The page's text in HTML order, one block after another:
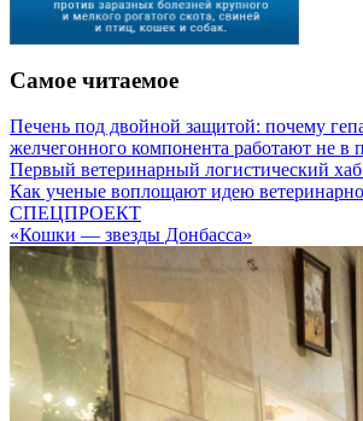
Самое читаемое
Печень под двойной защитой: почему
желчегонного компонента работают не в
Первый ветеринарный логистический
Как ученые воплощают идею
СПЕЦПРОЕКТ
«Кошки — звезды Донбасса»